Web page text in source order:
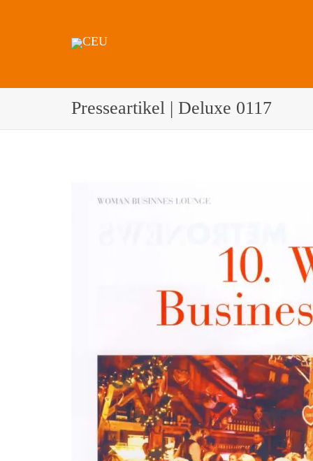
Presseartikel | Deluxe 0117